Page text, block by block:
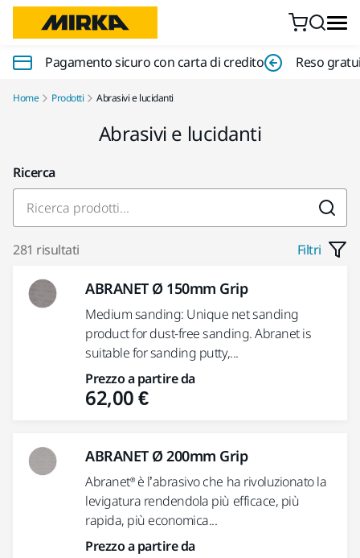
Pagamento sicuro con carta di credito Reso
Home Prodotti Abrasivi e lucidanti
Abrasivi e lucidanti
Ricerca
281 risultati Filtri
ABRANET Ø 150mm Grip
Medium sanding: Unique net sanding
product for dust-free sanding. Abranet is
suitable for sanding putty,...
Prezzo a partire da
62,00 €
ABRANET Ø 200mm Grip
Abranet® è l’abrasivo che ha rivoluzionato la
levigatura rendendola più efficace, più
rapida, più economica...
Prezzo a partire da